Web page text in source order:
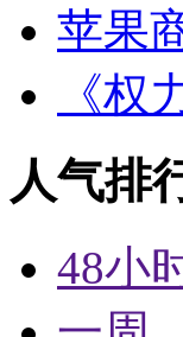
苹果
《
人气排
48小